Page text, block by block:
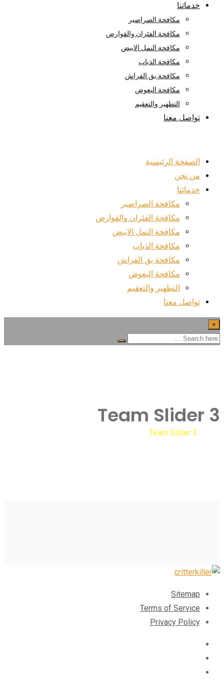
خدماتنا
مكافحة الصراصير
مكافحة الفئران والقوارض
مكافحة النمل الابيض
مكافحة الذباب
مكافحة بق الفراش
مكافحة البعوض
التطهير والتعقيم
تواصل معنا
الصفحة الرئيسية
من نحن
خدماتنا
مكافحة الصراصير
مكافحة الفئران والقوارض
مكافحة النمل الابيض
مكافحة الذباب
مكافحة بق الفراش
مكافحة البعوض
التطهير والتعقيم
تواصل معنا
×
Team Slider 3
Team Slider 3
Sitemap
Terms of Service
Privacy Policy